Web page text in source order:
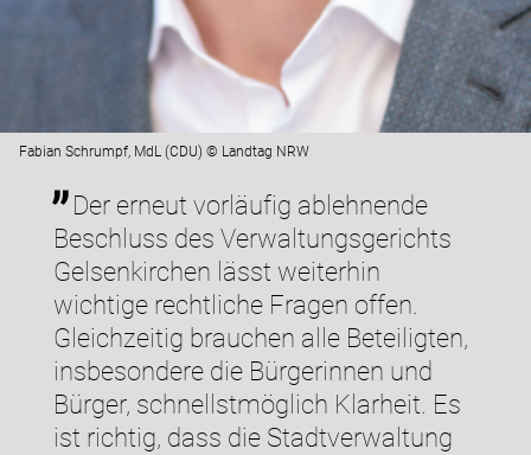
Fabian Schrumpf, MdL (CDU) © Landtag NRW
Der erneut vorläufig ablehnende
Beschluss des Verwaltungsgerichts
Gelsenkirchen lässt weiterhin
wichtige rechtliche Fragen offen.
Gleichzeitig brauchen alle Beteiligten,
insbesondere die Bürgerinnen und
Bürger, schnellstmöglich Klarheit. Es
ist richtig, dass die Stadtverwaltung